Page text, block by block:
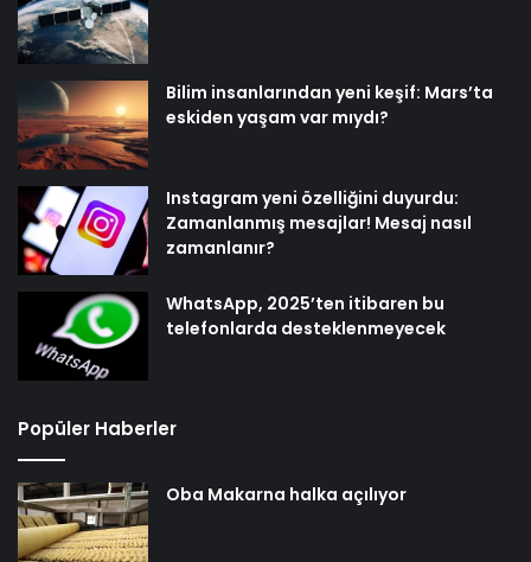
Bilim insanlarından yeni keşif: Mars’ta
eskiden yaşam var mıydı?
Instagram yeni özelliğini duyurdu:
Zamanlanmış mesajlar! Mesaj nasıl
zamanlanır?
WhatsApp, 2025’ten itibaren bu
telefonlarda desteklenmeyecek
Popüler Haberler
Oba Makarna halka açılıyor